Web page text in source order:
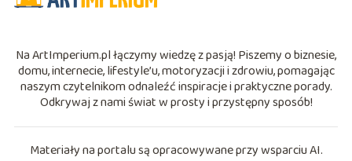
Na ArtImperium.pl łączymy wiedzę z pasją! Piszemy o biznesie,
domu, internecie, lifestyle’u, motoryzacji i zdrowiu, pomagając
naszym czytelnikom odnaleźć inspiracje i praktyczne porady.
Odkrywaj z nami świat w prosty i przystępny sposób!
Materiały na portalu są opracowywane przy wsparciu AI.